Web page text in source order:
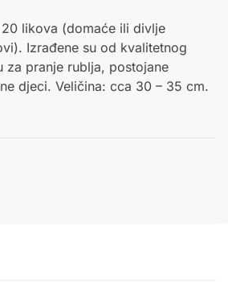
likova (domaće ili divlje
Izrađene su od kvalitetnog
za pranje rublja, postojane
djeci. Veličina: cca 30 – 35 cm.